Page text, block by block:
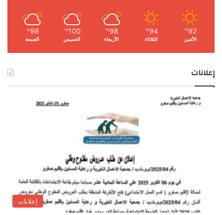
92
℉
الأثنين
94
℉
الثلاثاء
98
℉
الأربعاء
100
℉
الخميس
98
℉
الجمعة
إعلانات
إعلانات